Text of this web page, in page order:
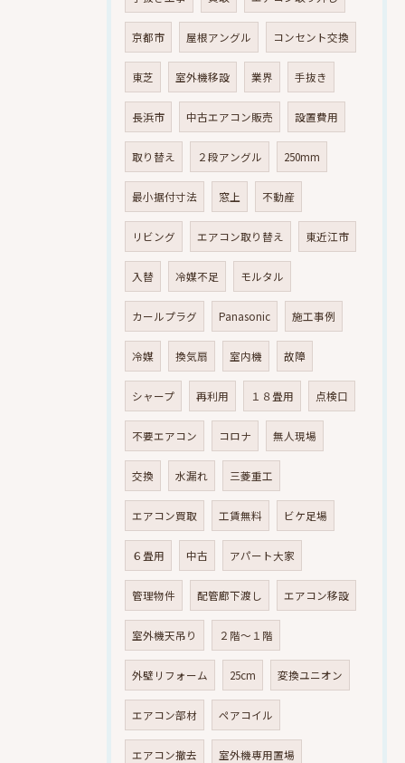
京都市 屋根アングル コンセント交換
東芝 室外機移設 業界 手抜き
長浜市 中古エアコン販売 設置費用
取り替え ２段アングル 250mm
最小据付寸法 窓上 不動産
リビング エアコン取り替え 東近江市
入替 冷媒不足 モルタル
カールプラグ Panasonic 施工事例
冷媒 換気扇 室内機 故障
シャープ 再利用 １８畳用 点検口
不要エアコン コロナ 無人現場
交換 水漏れ 三菱重工
エアコン買取 工賃無料 ビケ足場
６畳用 中古 アパート大家
管理物件 配管廊下渡し エアコン移設
室外機天吊り ２階～１階
外壁リフォーム 25cm 変換ユニオン
エアコン部材 ペアコイル
エアコン撤去 室外機専用置場